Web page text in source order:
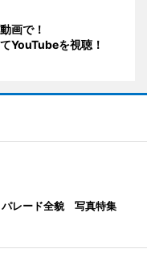
画で！
YouTubeを視聴！
パレード全貌 写真特集